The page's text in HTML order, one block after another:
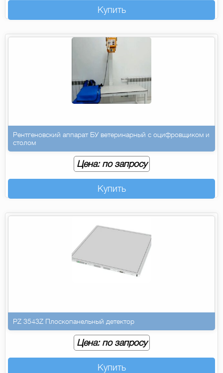
Купить
Рентгеновский аппарат БУ ветеринарный с оцифровщиком и
столом
Цена: по запросу
Купить
PZ 3543Z Плоскопанельный детектор
Цена: по запросу
Купить